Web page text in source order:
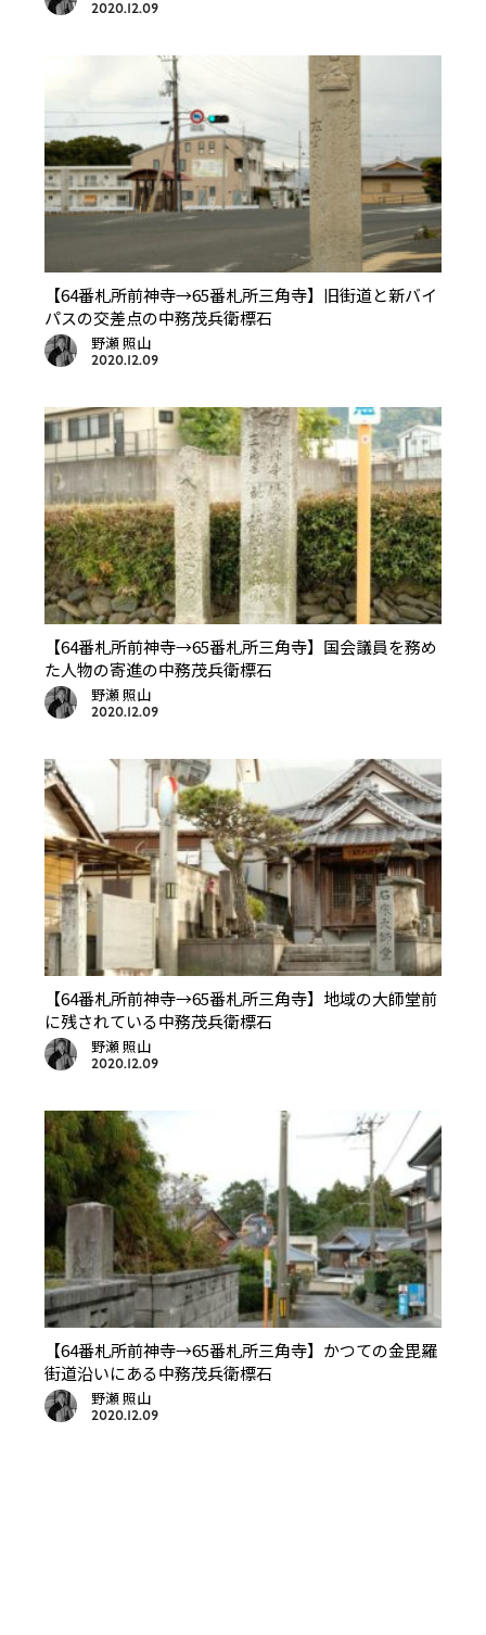
2020.12.09
【64番札所前神寺→65番札所三角寺】旧街道と新バイ
パスの交差点の中務茂兵衛標石
野瀬 照山
2020.12.09
【64番札所前神寺→65番札所三角寺】国会議員を務め
た人物の寄進の中務茂兵衛標石
野瀬 照山
2020.12.09
【64番札所前神寺→65番札所三角寺】地域の大師堂前
に残されている中務茂兵衛標石
野瀬 照山
2020.12.09
【64番札所前神寺→65番札所三角寺】かつての金毘羅
街道沿いにある中務茂兵衛標石
野瀬 照山
2020.12.09